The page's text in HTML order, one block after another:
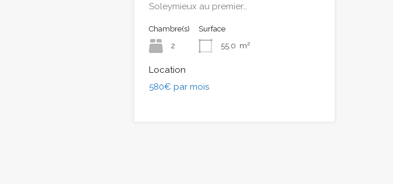
Soleymieux au premier…
Chambre(s)
2
Surface
55.0 m²
Location
580€ par mois